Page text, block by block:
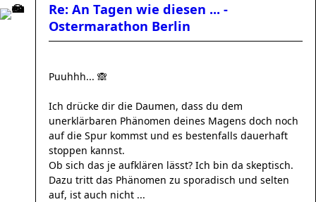
Re: An Tagen wie diesen ... -
Ostermarathon Berlin
Puuhhh... 🙈
Ich drücke dir die Daumen, dass du dem
unerklärbaren Phänomen deines Magens doch noch
auf die Spur kommst und es bestenfalls dauerhaft
stoppen kannst.
Ob sich das je aufklären lässt? Ich bin da skeptisch.
Dazu tritt das Phänomen zu sporadisch und selten
auf, ist auch nicht ...